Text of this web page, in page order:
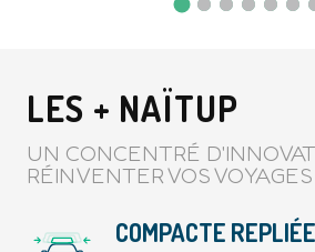
LES + NAÏTUP
UN CONCENTRÉ
RÉINVENTER VOS VOYAGES
COMPACTE